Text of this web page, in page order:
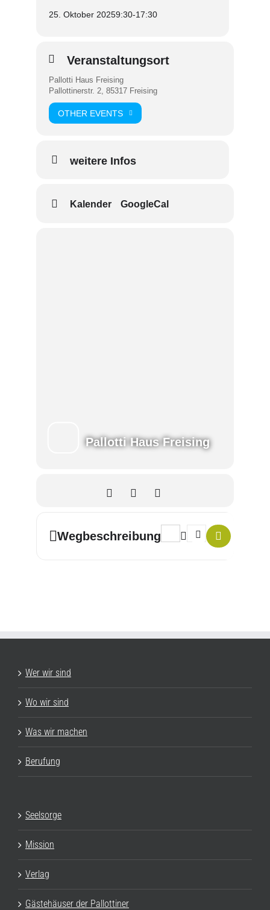
25. Oktober 20259:30-17:30
Veranstaltungsort
Pallotti Haus Freising
Pallottinerstr. 2, 85317 Freising
OTHER EVENTS
weitere Infos
Kalender GoogleCal
Pallotti Haus Freising
Wegbeschreibung Address - "Spiel dich frei!" []
Destination Address
Wer wir sind
Wo wir sind
Was wir machen
Berufung
Seelsorge
Mission
Verlag
Gästehäuser der Pallottiner